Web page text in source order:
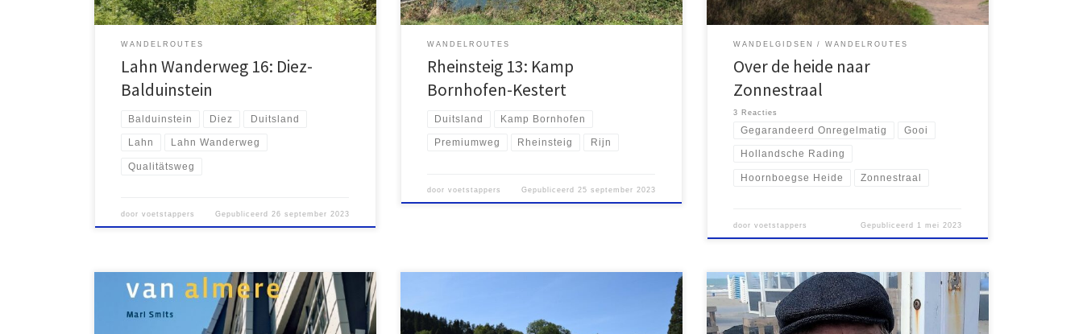
WANDELROUTES
Lahn Wanderweg 16: Diez-
Balduinstein
Balduinstein Diez Duitsland
Lahn Lahn Wanderweg
Qualitätsweg
doorvoetstappers Gepubliceerd 26 september 2023
WANDELROUTES
Rheinsteig 13: Kamp
Bornhofen-Kestert
Duitsland Kamp Bornhofen
Premiumweg Rheinsteig Rijn
doorvoetstappers Gepubliceerd 25 september 2023
WANDELGIDSEN WANDELROUTES
Over de heide naar
Zonnestraal
3 Reacties
Gegarandeerd Onregelmatig Gooi
Hollandsche Rading
Hoornboegse Heide Zonnestraal
doorvoetstappers Gepubliceerd 1 mei 2023
De gidsen ‘Wandelen buiten de binnenstad van …’
van uitgeverij Gegarandeerd Onregelmatig zijn
Onder de rubriek wandelingen (zie boven) is een
overzicht te vinden van mooie wandelingen die ik de
Waar de meeste routemakers de stad verlaten en op
verkenning gaan op het platteland, landgoederen, in